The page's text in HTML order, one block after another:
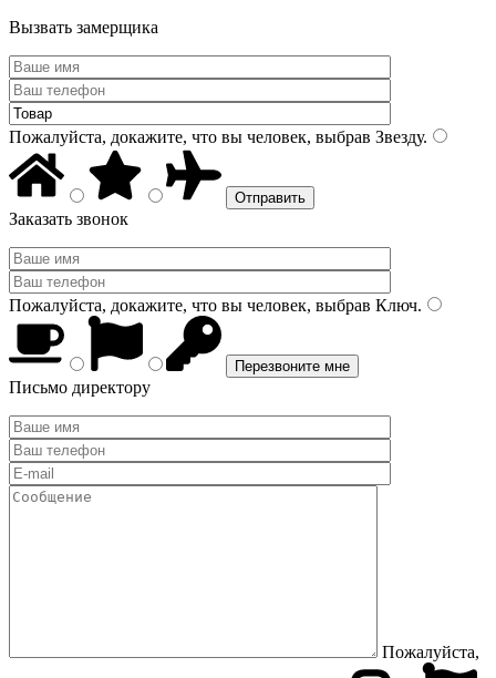
Вызвать замерщика
Пожалуйста, докажите, что вы человек, выбрав Звезду.
Заказать звонок
Пожалуйста, докажите, что вы человек, выбрав Ключ.
Письмо директору
Пожалуйста,